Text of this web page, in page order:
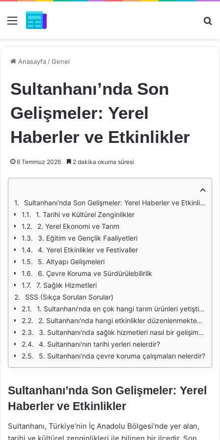
Menü
Anasayfa /Genel
Sultanhanı’nda Son
Gelişmeler: Yerel
Haberler ve Etkinlikler
6 Temmuz 2026 2 dakika okuma süresi
Sultanhanı'nda Son Gelişmeler: Yerel Haberler ve Etkinlikler
1. Tarihi ve Kültürel Zenginlikler
2. Yerel Ekonomi ve Tarım
3. Eğitim ve Gençlik Faaliyetleri
4. Yerel Etkinlikler ve Festivaller
5. Altyapı Gelişmeleri
6. Çevre Koruma ve Sürdürülebilirlik
7. Sağlık Hizmetleri
SSS (Sıkça Sorulan Sorular)
1. Sultanhanı'nda en çok hangi tarım ürünleri yetiştirilmektedir?
2. Sultanhanı'nda hangi etkinlikler düzenlenmektedir?
3. Sultanhanı'nda sağlık hizmetleri nasıl bir gelişim göstermiştir?
4. Sultanhanı'nın tarihi yerleri nelerdir?
5. Sultanhanı'nda çevre koruma çalışmaları nelerdir?
Sultanhanı’nda Son Gelişmeler: Yerel
Haberler ve Etkinlikler
Sultanhanı, Türkiye’nin İç Anadolu Bölgesi’nde yer alan,
tarihi ve kültürel zenginlikleri ile bilinen bir ilçedir. Son